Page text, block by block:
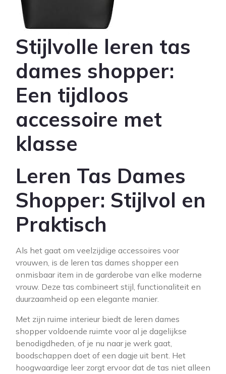
Stijlvolle leren tas
dames shopper:
Een tijdloos
accessoire met
klasse
Leren Tas Dames
Shopper: Stijlvol en
Praktisch
Als het gaat om veelzijdige accessoires voor
vrouwen, is de leren tas dames shopper een
onmisbaar item in de garderobe van elke moderne
vrouw. Deze tas combineert stijl, functionaliteit en
duurzaamheid op een elegante manier.
Met zijn ruime interieur biedt de leren dames
shopper voldoende ruimte voor al je dagelijkse
benodigdheden, of je nu naar je werk gaat,
boodschappen doet of een dagje uit bent. Het
hoogwaardige leer zorgt ervoor dat de tas niet alleen